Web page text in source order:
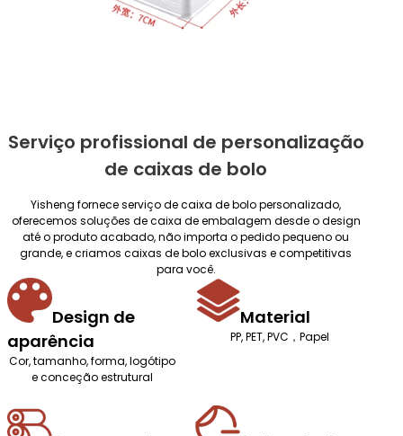
Serviço profissional de personalização
de caixas de bolo
Yisheng fornece serviço de caixa de bolo personalizado,
oferecemos soluções de caixa de embalagem desde o design
até o produto acabado, não importa o pedido pequeno ou
grande, e criamos caixas de bolo exclusivas e competitivas
para você.
Design de
aparência
Cor, tamanho, forma, logótipo
e conceção estrutural
Material
PP, PET, PVC，Papel